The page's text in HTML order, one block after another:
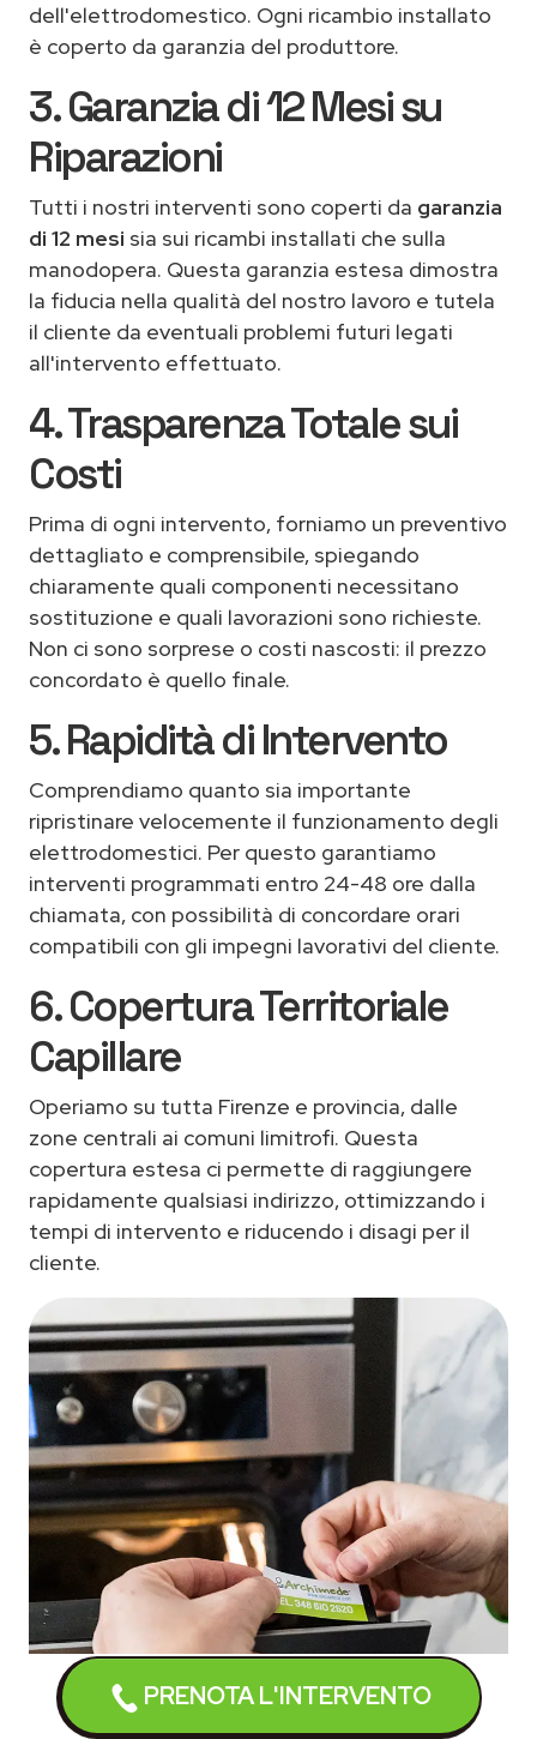
PRENOTA L'INTERVENTO
dell'elettrodomestico. Ogni ricambio installato
è coperto da garanzia del produttore.
3. Garanzia di 12 Mesi su
Riparazioni
Tutti i nostri interventi sono coperti da garanzia
di 12 mesi sia sui ricambi installati che sulla
manodopera. Questa garanzia estesa dimostra
la fiducia nella qualità del nostro lavoro e tutela
il cliente da eventuali problemi futuri legati
all'intervento effettuato.
4. Trasparenza Totale sui
Costi
Prima di ogni intervento, forniamo un preventivo
dettagliato e comprensibile, spiegando
chiaramente quali componenti necessitano
sostituzione e quali lavorazioni sono richieste.
Non ci sono sorprese o costi nascosti: il prezzo
concordato è quello finale.
5. Rapidità di Intervento
Comprendiamo quanto sia importante
ripristinare velocemente il funzionamento degli
elettrodomestici. Per questo garantiamo
interventi programmati entro 24-48 ore dalla
chiamata, con possibilità di concordare orari
compatibili con gli impegni lavorativi del cliente.
6. Copertura Territoriale
Capillare
Operiamo su tutta Firenze e provincia, dalle
zone centrali ai comuni limitrofi. Questa
copertura estesa ci permette di raggiungere
rapidamente qualsiasi indirizzo, ottimizzando i
tempi di intervento e riducendo i disagi per il
cliente.